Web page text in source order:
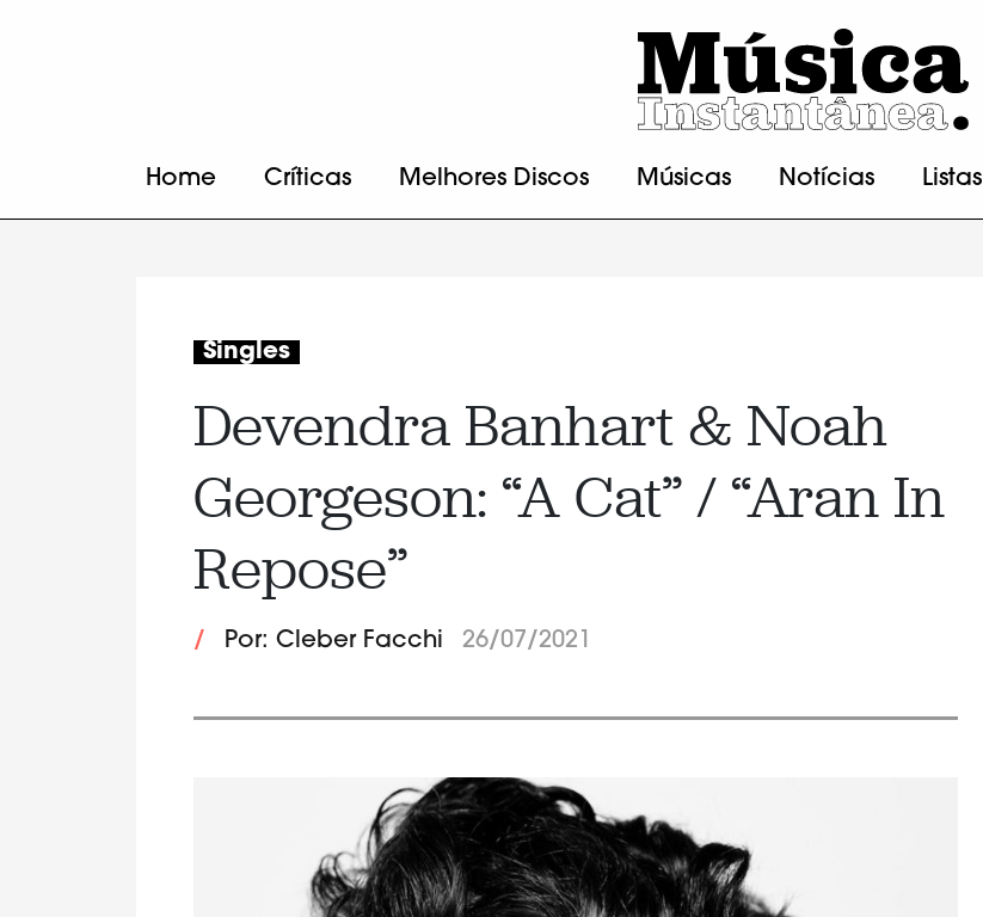
Home Críticas Melhores Discos Músicas Notícias Listas
Singles
Devendra Banhart & Noah
Georgeson: “A Cat” / “Aran In
Repose”
/ Por: Cleber Facchi 26/07/2021